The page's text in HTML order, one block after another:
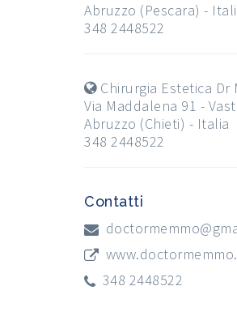
Abruzzo (Pescara) -
348 2448522
Chirurgia Estetica Dr
Via Maddalena 91 -
Abruzzo (Chieti) - Italia
348 2448522
Contatti
348 2448522